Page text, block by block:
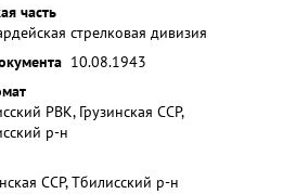
часть
стрелковая дивизия
10.08.1943
РВК, Грузинская ССР,
р-н
ССР, Тбилисский р-н